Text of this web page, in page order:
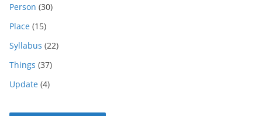
Person (30)
Place (15)
Syllabus (22)
Things (37)
Update (4)